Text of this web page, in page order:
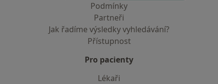
Podmínky
Partneři
Jak řadíme výsledky vyhledávání?
Přístupnost
Pro pacienty
Lékaři